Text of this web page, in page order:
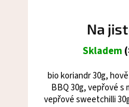
Na
Skladem
bio koriandr 30g,
BBQ 30g, vepřové s
vepřové sweetchilli